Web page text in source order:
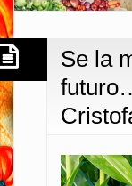
Se la